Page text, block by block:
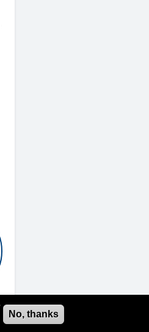
No, thanks